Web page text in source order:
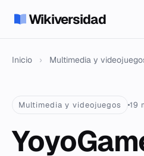
Wikiversidad
Inicio › Multimedia y
Multimedia y videojuegos 19